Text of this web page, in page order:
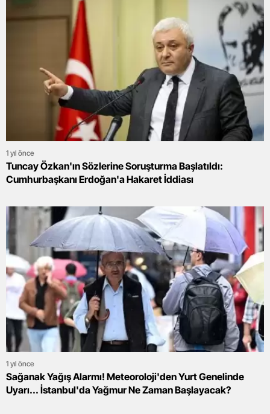
1 yıl önce
Tuncay Özkan'ın Sözlerine Soruşturma Başlatıldı:
Cumhurbaşkanı Erdoğan'a Hakaret İddiası
1 yıl önce
Sağanak Yağış Alarmı! Meteoroloji'den Yurt Genelinde
Uyarı... İstanbul'da Yağmur Ne Zaman Başlayacak?